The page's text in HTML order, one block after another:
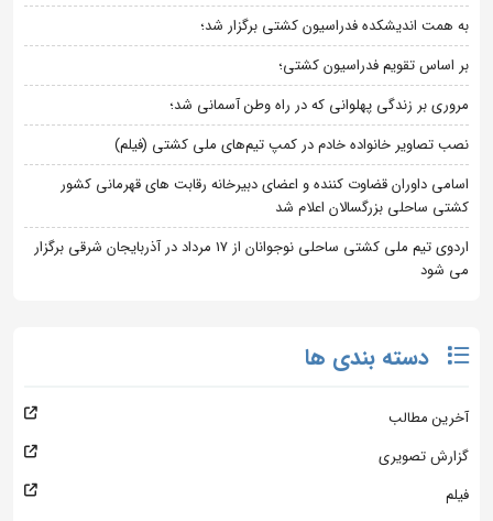
به همت اندیشکده فدراسیون کشتی برگزار شد؛
بر اساس تقویم فدراسیون کشتی؛
مروری بر زندگی پهلوانی که در راه وطن آسمانی شد؛
نصب تصاویر خانواده خادم در کمپ تیم‌های ملی کشتی (فیلم)
اسامی داوران قضاوت کننده و اعضای دبیرخانه رقابت های قهرمانی کشور
کشتی ساحلی بزرگسالان اعلام شد
اردوی تیم ملی کشتی ساحلی نوجوانان از 17 مرداد در آذربایجان شرقی برگزار
می شود
دسته بندی ها
آخرین مطالب
گزارش تصویری
فیلم